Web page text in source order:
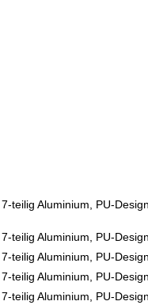
teilig Aluminium, PU-
teilig Aluminium, PU-
teilig Aluminium, PU-
teilig Aluminium, PU-
teilig Aluminium, PU-